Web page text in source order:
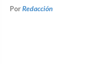
PorRedacción